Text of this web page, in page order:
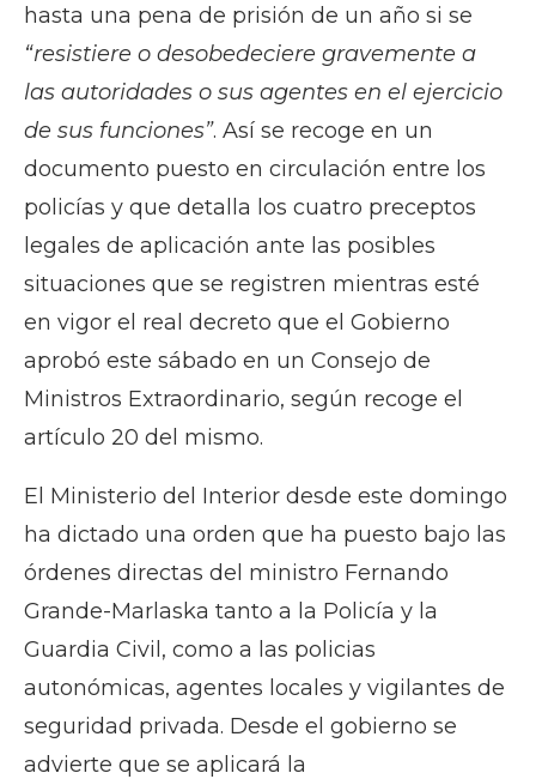
hasta una pena de prisión de un año si se
“resistiere o desobedeciere gravemente a
las autoridades o sus agentes en el ejercicio
de sus funciones”. Así se recoge en un
documento puesto en circulación entre los
policías y que detalla los cuatro preceptos
legales de aplicación ante las posibles
situaciones que se registren mientras esté
en vigor el real decreto que el Gobierno
aprobó este sábado en un Consejo de
Ministros Extraordinario, según recoge el
artículo 20 del mismo.
El Ministerio del Interior desde este domingo
ha dictado una orden que ha puesto bajo las
órdenes directas del ministro Fernando
Grande-Marlaska tanto a la Policía y la
Guardia Civil, como a las policias
autonómicas, agentes locales y vigilantes de
seguridad privada. Desde el gobierno se
advierte que se aplicará la